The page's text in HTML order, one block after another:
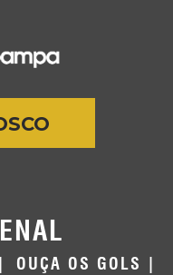
OUÇA OS GOLS